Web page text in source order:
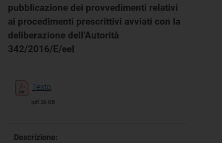
pubblicazione dei provvedimenti relativi
ai procedimenti prescrittivi avviati con la
deliberazione dell’Autorità
342/2016/E/eel
Testo
pdf 26 KB
Descrizione: